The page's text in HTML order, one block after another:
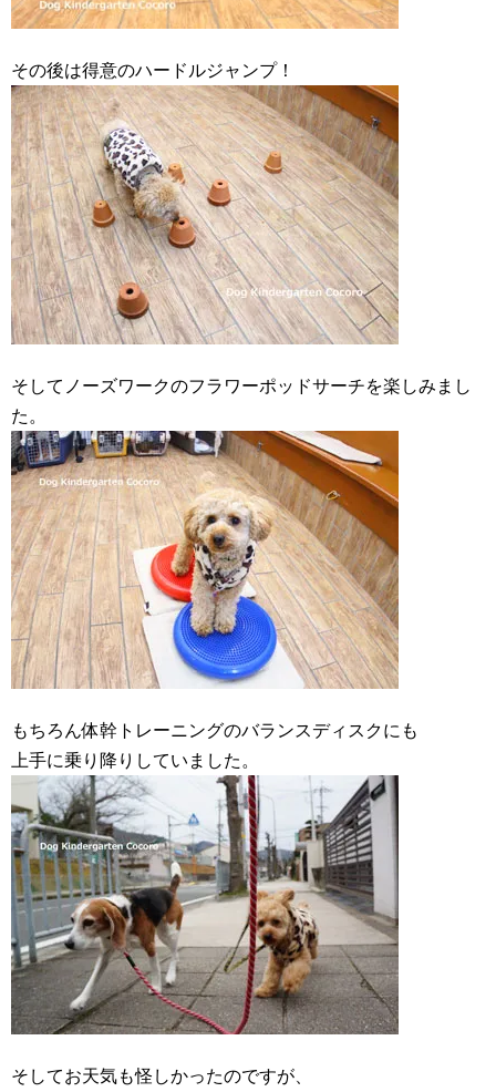
その後は得意のハードルジャンプ！
そしてノーズワークのフラワーポッドサーチを楽しみまし
た。
もちろん体幹トレーニングのバランスディスクにも
上手に乗り降りしていました。
そしてお天気も怪しかったのですが、